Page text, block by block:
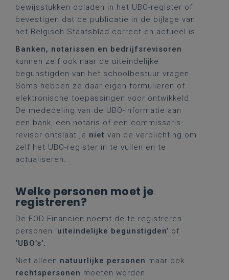
bewijsstukken opladen in het UBO-register of
bevestigen dat de publicatie in de bijlage van
het Belgisch Staatsblad correct en actueel is.
Banken, notarissen en bedrijfsrevisoren
kunnen zelf ook naar de uiteindelijke
begunstigden van het schoolbestuur vragen.
Soms hebben ze daar eigen formulieren of
elektronische toepassingen voor ontwikkeld.
De mededeling van de UBO-informatie aan
een bank, een notaris of een commissaris-
revisor ontslaat je niet van de verplichting om
zelf het UBO-register in te vullen en te
actualiseren.
Welke personen moet je
registreren?
De FOD Financiën noemt de te registreren
personen ‘uiteindelijke begunstigden’ of
‘UBO’s’.
Niet alleen natuurlijke personen maar ook
rechtspersonen moeten worden